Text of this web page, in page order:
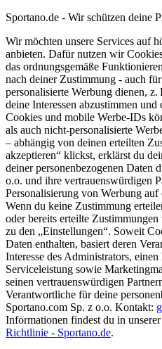
Sportano.de - Wir schützen deine
Wir möchten unsere Services auf
anbieten. Dafür nutzen wir
das ordnungsgemäße
nach deiner Zustimmung - auch
personalisierte Werbung dienen,
deine Interessen abzustimmen
Cookies und mobile Werbe-IDs
als auch nicht-personalisierte
– abhängig von deinen erteilten
akzeptieren“ klickst, erklärst du
deiner personenbezogenen
o.o. und ihre vertrauenswürdigen
Personalisierung von Werbung
Wenn du keine Zustimmung
oder bereits erteilte
zu den „Einstellungen“. Soweit
Daten enthalten, basiert deren
Interesse des Administrators,
Serviceleistung sowie
seinen vertrauenswürdigen
Verantwortliche für deine
Sportano.com Sp. z o.o. Kontakt:
Informationen findest du in unserer
Richtlinie - Sportano.de.